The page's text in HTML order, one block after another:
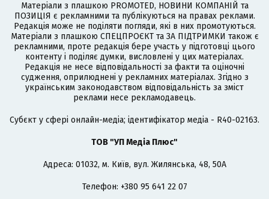
Матеріали з плашкою PROMOTED, НОВИНИ КОМПАНІЙ та
ПОЗИЦІЯ є рекламними та публікуються на правах реклами.
Редакція може не поділяти погляди, які в них промотуються.
Матеріали з плашкою СПЕЦПРОЄКТ та ЗА ПІДТРИМКИ також є
рекламними, проте редакція бере участь у підготовці цього
контенту і поділяє думки, висловлені у цих матеріалах.
Редакція не несе відповідальності за факти та оціночні
судження, оприлюднені у рекламних матеріалах. Згідно з
українським законодавством відповідальність за зміст
реклами несе рекламодавець.
Cубєкт у сфері онлайн-медіа; ідентифікатор медіа - R40-02163.
ТОВ "УП Медіа Плюс"
Адреса: 01032, м. Київ, вул. Жилянська, 48, 50А
Телефон: +380 95 641 22 07